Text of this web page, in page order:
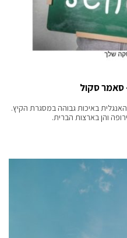
סאמר סקול
באיכות גבוהה במסגרת הקיץ.
והן בארצות הברית.